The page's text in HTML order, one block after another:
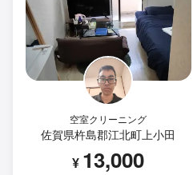
空室クリーニング
佐賀県杵島郡江北町上小田
¥ 13,000